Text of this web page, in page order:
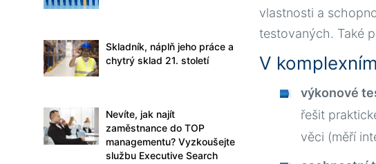
vlastnosti a
testovaných. Také
V
výkonové
řešit
věci (měří
Skladník, náplň jeho práce a
chytrý sklad 21. století
Nevíte, jak najít
zaměstnance do TOP
managementu? Vyzkoušejte
službu Executive Search